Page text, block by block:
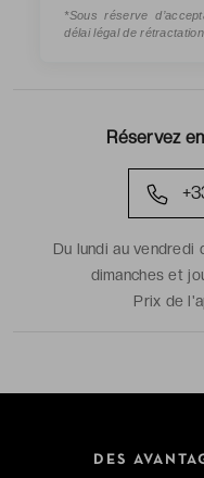
Réservez
Du lundi au
dimanches et
Prix de
*Sous réserve
délai légal de rétractation.
DES